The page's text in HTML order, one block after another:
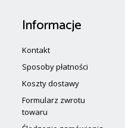
Informacje
Kontakt
Sposoby płatności
Koszty dostawy
Formularz zwrotu
towaru